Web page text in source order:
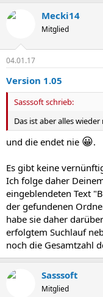
Mecki14
Mitglied
04.01.17
Version 1.05
Sasssoft schrieb:
Das ist aber alles
und die endet nie 😀.
Es gibt keine
Ich folge daher
eingeblendeten Text
der gefundenen
habe sie daher
erfolgtem Suchlauf
noch die Gesamtzahl
Sasssoft
Mitglied